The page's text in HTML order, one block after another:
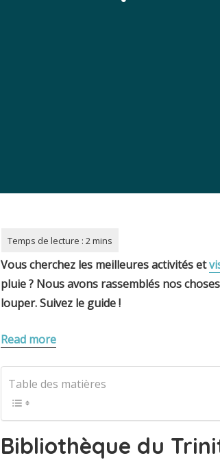
Vous cherchez les meilleures activités et
pluie ? Nous avons rassemblés nos
louper. Suivez le guide !
Read more
Table des matières
Bibliothèque du